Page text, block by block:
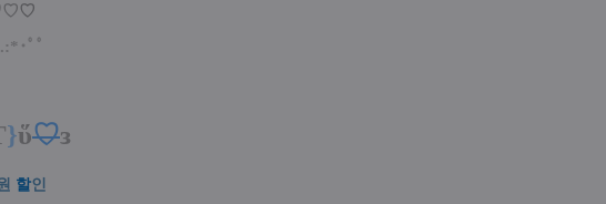
♡♡
.:*･ﾟﾟ
}ὕ♡з
할인